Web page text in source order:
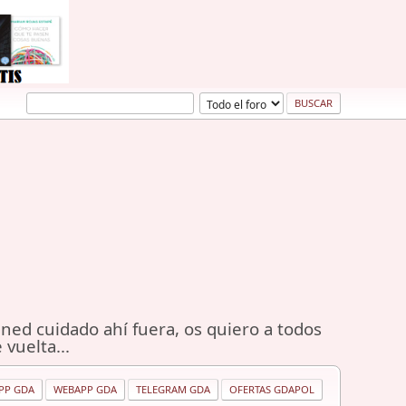
cuidado ahí fuera, os quiero a todos
vuelta...
GDA WEBAPP GDA TELEGRAM GDA OFERTAS GDAPOL